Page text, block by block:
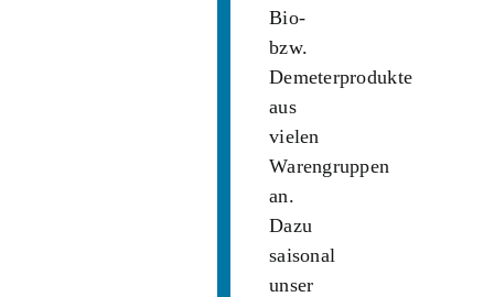
Bio-
bzw.
Demeterprodukte
aus
vielen
Warengruppen
an.
Dazu
saisonal
unser